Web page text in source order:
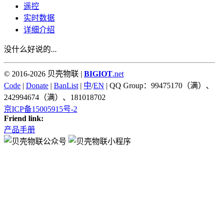
遥控
实时数据
详细介绍
没什么好说的...
© 2016-2026 贝壳物联 | BIGIOT.net
Code | Donate | BanList | 中/EN | QQ Group：99475170（满）、
242994674（满）、181018702
京ICP备15005915号-2
Friend link:
产品手册